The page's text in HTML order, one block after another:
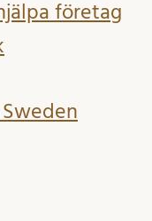
företag